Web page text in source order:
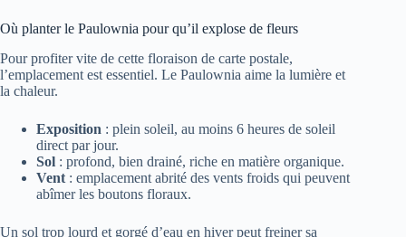
Où planter le Paulownia pour qu’il explose de fleurs
Pour profiter vite de cette floraison de carte postale,
l’emplacement est essentiel. Le Paulownia aime la lumière et
la chaleur.
Exposition : plein soleil, au moins 6 heures de soleil
direct par jour.
Sol : profond, bien drainé, riche en matière organique.
Vent : emplacement abrité des vents froids qui peuvent
abîmer les boutons floraux.
Un sol trop lourd et gorgé d’eau en hiver peut freiner sa